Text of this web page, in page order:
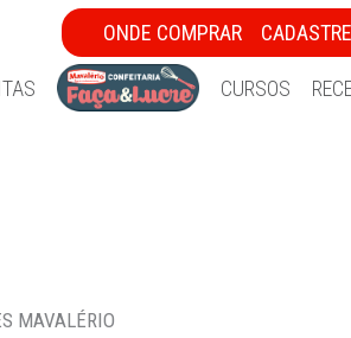
ONDE COMPRAR
CURSOS
MAVALÉRIO